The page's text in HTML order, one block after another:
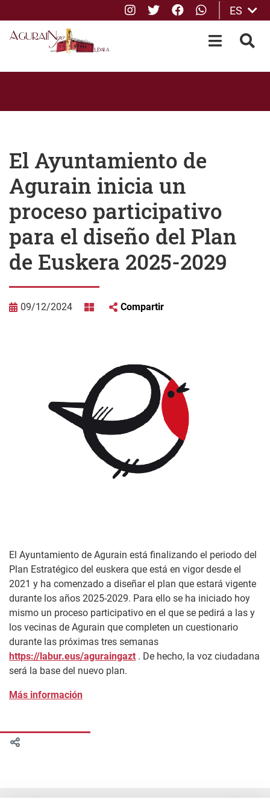
Instagram
TwitterFacebook
whatsApp
ES
OPEN-
El Ayuntamiento de
Agurain inicia un
proceso participativo
para el diseño del Plan
de Euskera 2025-2029
09/12/2024 Compartir
El Ayuntamiento de Agurain está finalizando el periodo del
Plan Estratégico del euskera que está en vigor desde el
2021 y ha comenzado a diseñar el plan que estará vigente
durante los años 2025-2029. Para ello se ha iniciado hoy
mismo un proceso participativo en el que se pedirá a las y
los vecinas de Agurain que completen un cuestionario
durante las próximas tres semanas
https://labur.eus/aguraingazt . De hecho, la voz ciudadana
será la base del nuevo plan.
Más información